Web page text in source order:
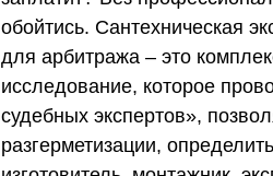
обойтись. Сантехническая
для арбитража – это
исследование, которое
судебных экспертов»,
разгерметизации,